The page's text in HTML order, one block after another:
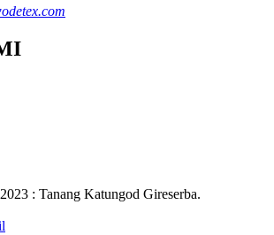
: Tanang Katungod Gireserba.